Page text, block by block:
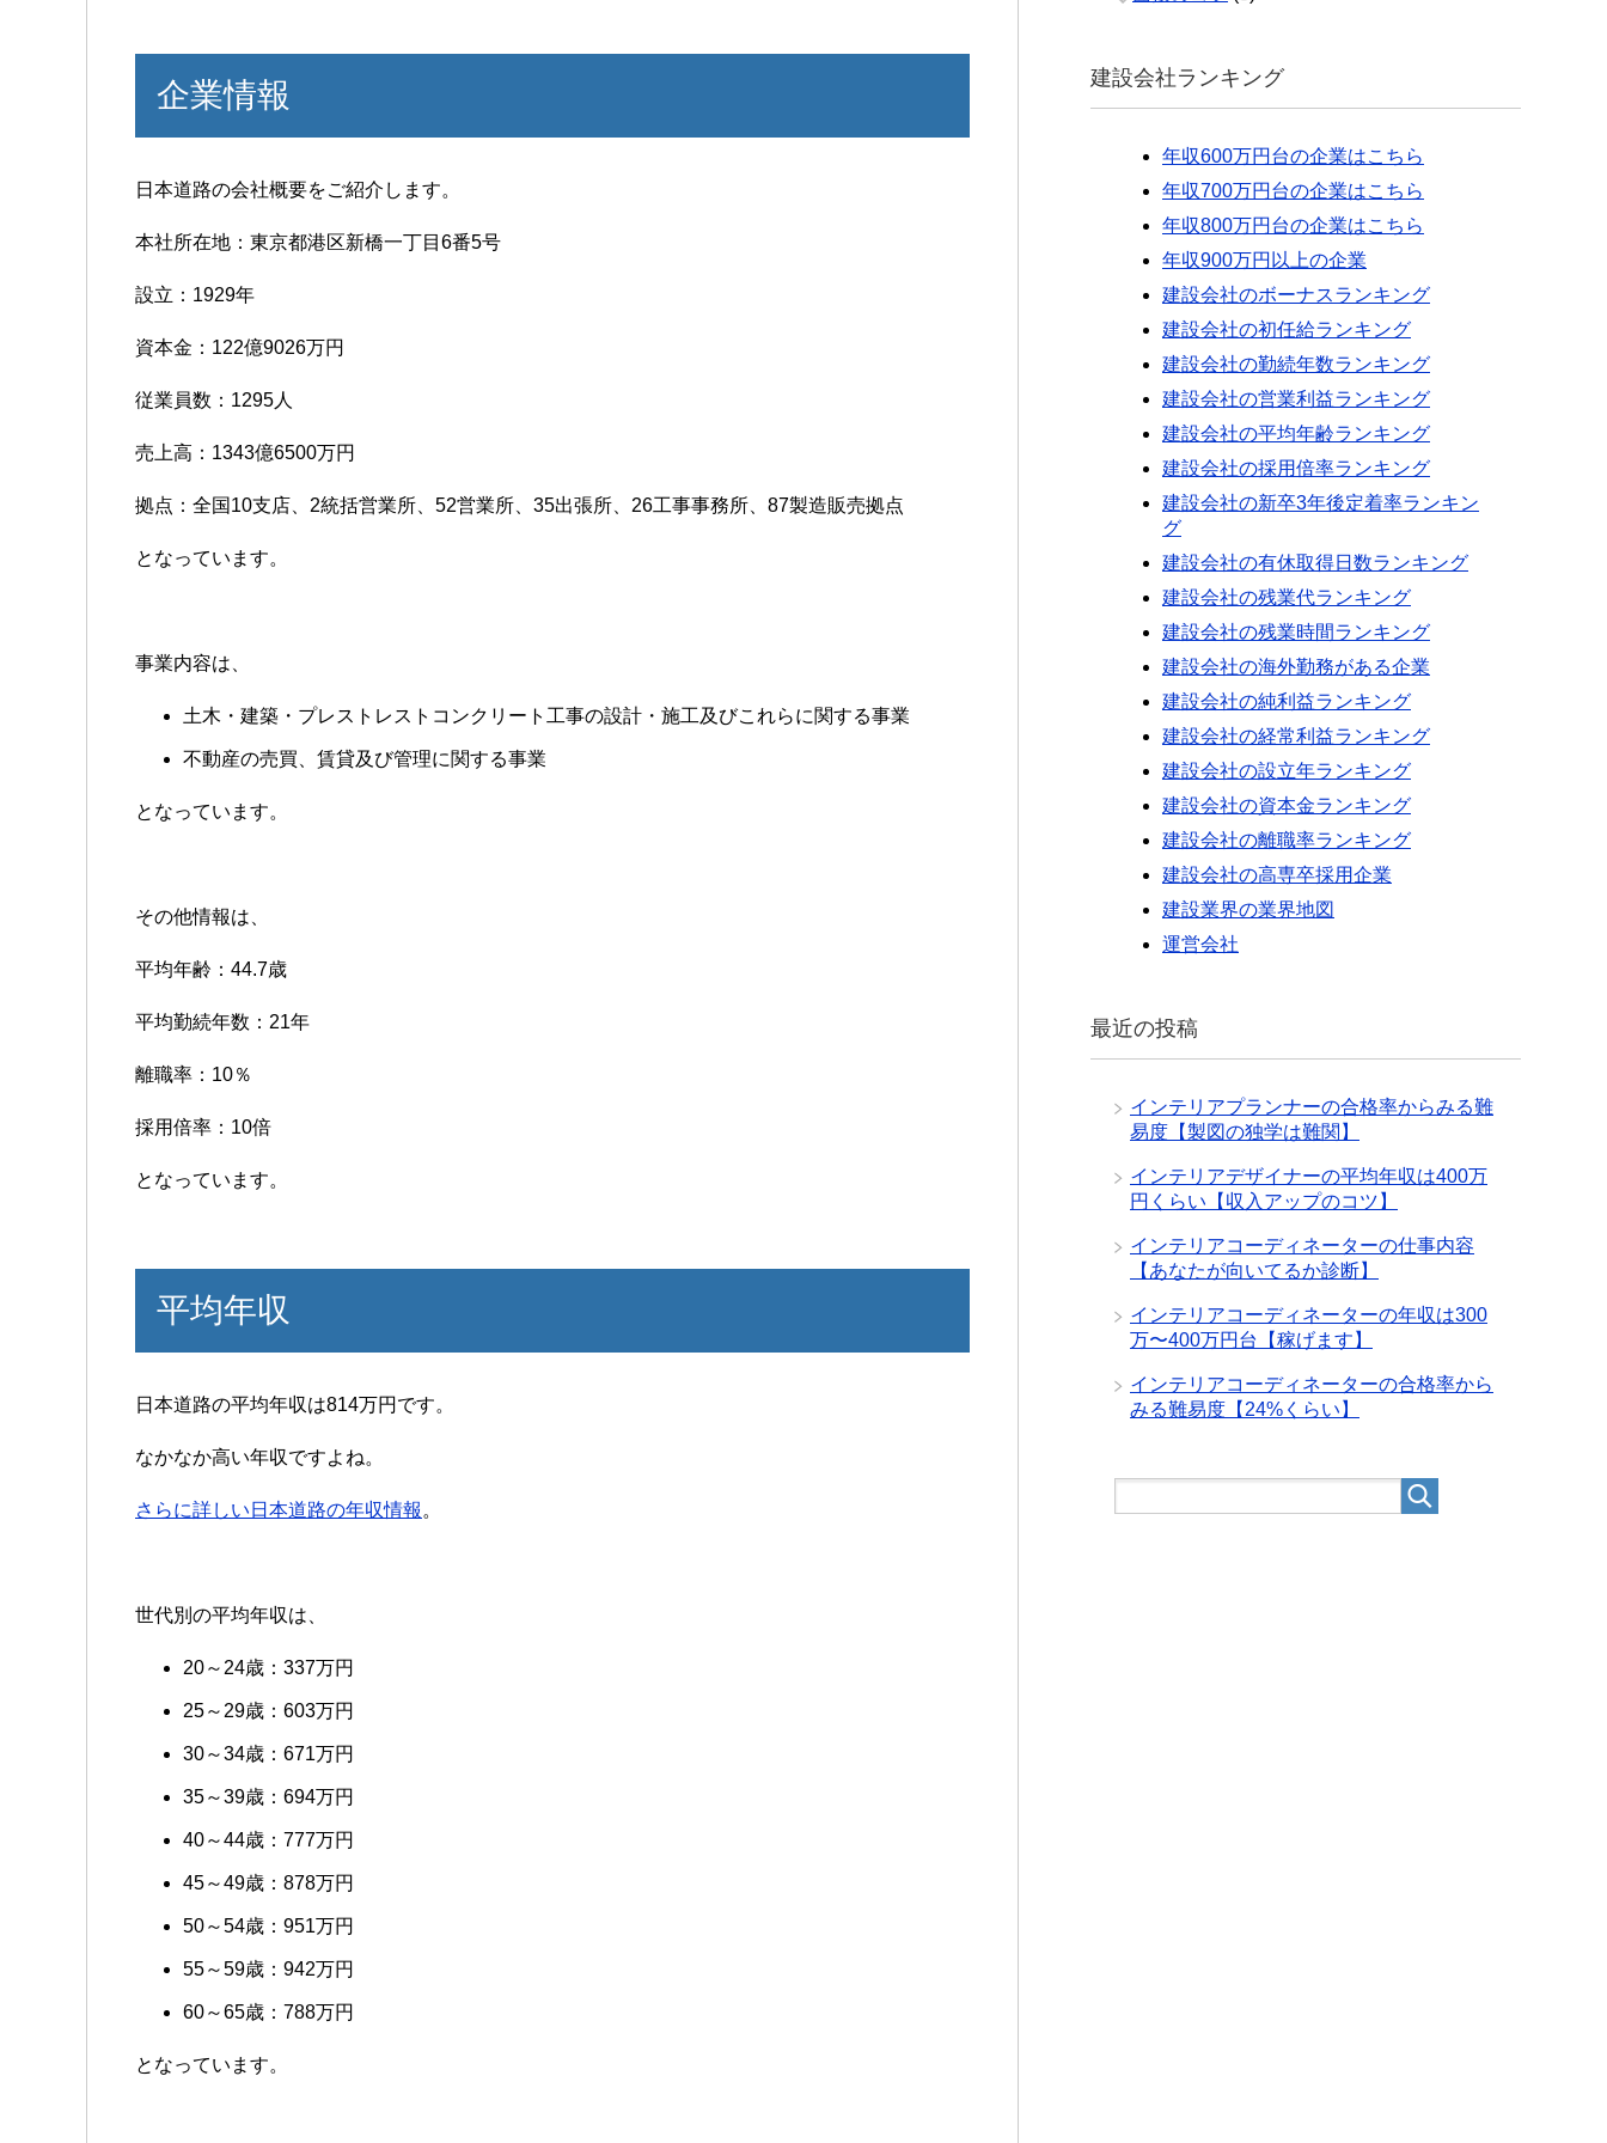
企業情報
日本道路の会社概要をご紹介します。
本社所在地：東京都港区新橋一丁目6番5号
設立：1929年
資本金：122億9026万円
従業員数：1295人
売上高：1343億6500万円
拠点：全国10支店、2統括営業所、52営業所、35出張所、26工事事務所、87製造販売拠点
となっています。
事業内容は、
土木・建築・プレストレストコンクリート工事の設計・施工及びこれらに関する事業
不動産の売買、賃貸及び管理に関する事業
となっています。
その他情報は、
平均年齢：44.7歳
平均勤続年数：21年
離職率：10％
採用倍率：10倍
となっています。
平均年収
日本道路の平均年収は814万円です。
なかなか高い年収ですよね。
さらに詳しい日本道路の年収情報 。
世代別の平均年収は、
20～24歳：337万円
25～29歳：603万円
30～34歳：671万円
35～39歳：694万円
40～44歳：777万円
45～49歳：878万円
50～54歳：951万円
55～59歳：942万円
60～65歳：788万円
となっています。
建設会社ランキング
年収600万円台の企業はこちら
年収700万円台の企業はこちら
年収800万円台の企業はこちら
年収900万円以上の企業
建設会社のボーナスランキング
建設会社の初任給ランキング
建設会社の勤続年数ランキング
建設会社の営業利益ランキング
建設会社の平均年齢ランキング
建設会社の採用倍率ランキング
建設会社の新卒3年後定着率ランキン
グ
建設会社の有休取得日数ランキング
建設会社の残業代ランキング
建設会社の残業時間ランキング
建設会社の海外勤務がある企業
建設会社の純利益ランキング
建設会社の経常利益ランキング
建設会社の設立年ランキング
建設会社の資本金ランキング
建設会社の離職率ランキング
建設会社の高専卒採用企業
建設業界の業界地図
運営会社
最近の投稿
インテリアプランナーの合格率からみる難
易度【製図の独学は難関】
インテリアデザイナーの平均年収は400万
円くらい【収入アップのコツ】
インテリアコーディネーターの仕事内容
【あなたが向いてるか診断】
インテリアコーディネーターの年収は300
万〜400万円台【稼げます】
インテリアコーディネーターの合格率から
みる難易度【24%くらい】